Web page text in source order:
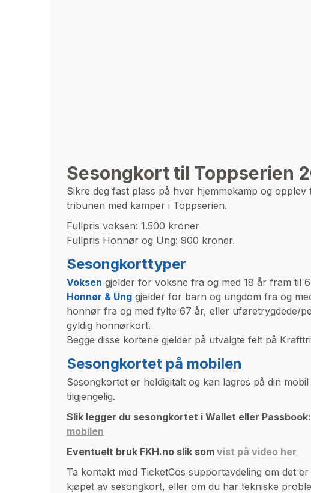
Sesongkort til Toppserien
Sikre deg fast plass på hver hjemmekamp og
tribunen med kamper i Toppserien.
Fullpris voksen: 1.500 kroner
Fullpris Honnør og Ung: 900 kroner.
Sesongkorttyper
Voksen gjelder for voksne fra og med 18 år fram til
Honnør & Ung gjelder for barn og ungdom fra og
honnør fra og med fylte 67 år, eller uføretrygdede/
gyldig honnørkort.
Begge disse kortene gjelder på utvalgte felt på
Sesongkortet på mobilen
Sesongkortet er heldigitalt og kan lagres på din
tilgjengelig.
Slik legger du sesongkortet i Wallet eller Passbook:
mobilen
Eventuelt bruk FKH.no slik som vist på video her
Ta kontakt med TicketCos supportavdeling om det
kjøpet av sesongkort, eller om du har tekniske